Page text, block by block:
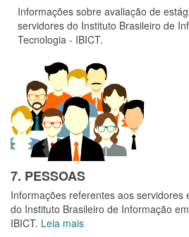
Informações sobre avaliação de
servidores do Instituto Brasileiro de
Tecnologia - IBICT.
7. PESSOAS
Informações referentes aos servidores
do Instituto Brasileiro de Informação
IBICT. Leia mais